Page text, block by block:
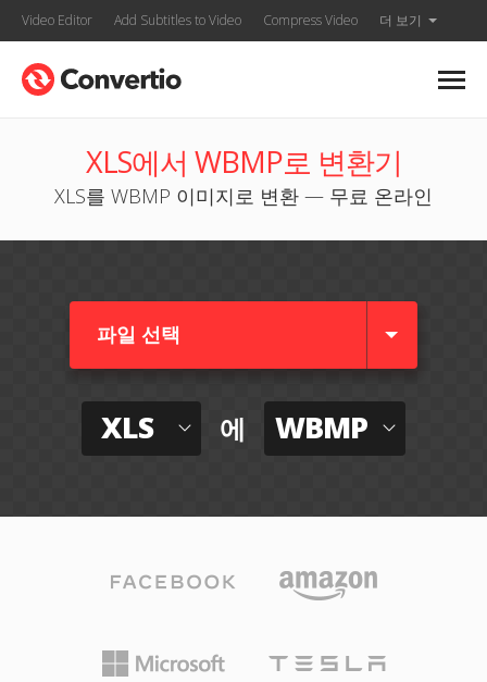
Video Editor Add Subtitles to Video Compress Video 더 보기
XLS에서 WBMP로 변환기
XLS를 WBMP 이미지로 변환 — 무료 온라인
파일 선택
XLS 에 WBMP